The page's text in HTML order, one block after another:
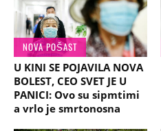
NOVA POŠAST
U KINI SE POJAVILA NOVA
BOLEST, CEO SVET JE U
PANICI: Ovo su sipmtimi
a vrlo je smrtonosna